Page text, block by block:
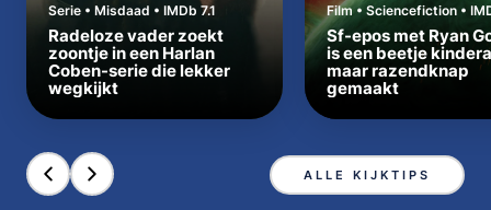
Serie • Misdaad • IMDb 7.1
Radeloze vader zoekt
zoontje in een Harlan
Coben-serie die lekker
wegkijkt
Film • Sciencefiction •
Sf-epos met Ryan
is een beetje
maar razendknap
gemaakt
ALLE KIJKTIPS